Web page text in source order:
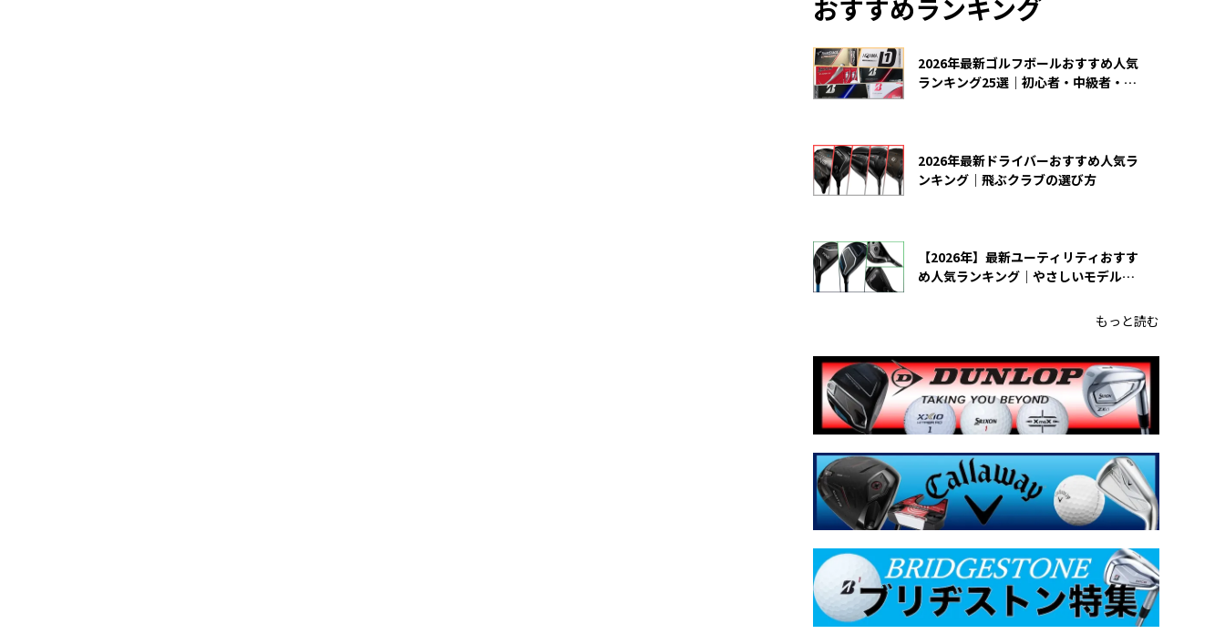
おすすめランキング
2026年最新ゴルフボールおすすめ人気
ランキング25選｜初心者・中級者・上
2026年最新ドライバーおすすめ人気ラ
ンキング｜飛ぶクラブの選び方
【2026年】最新ユーティリティおすす
め人気ランキング｜やさしいモデルの
もっと読む